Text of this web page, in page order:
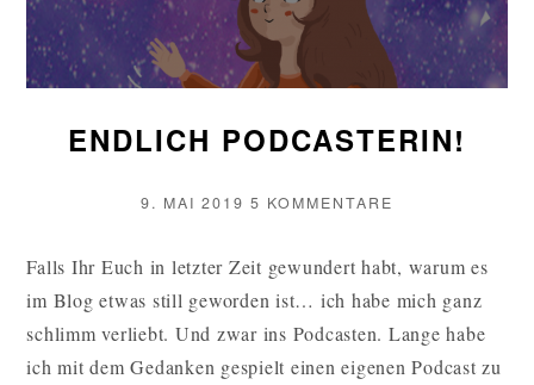
ENDLICH PODCASTERIN!
VERÖFFENTLICHT
9. MAI 2019 5 KOMMENTARE
Falls Ihr Euch in letzter Zeit gewundert habt, warum es
im Blog etwas still geworden ist… ich habe mich ganz
schlimm verliebt. Und zwar ins Podcasten. Lange habe
ich mit dem Gedanken gespielt einen eigenen Podcast zu